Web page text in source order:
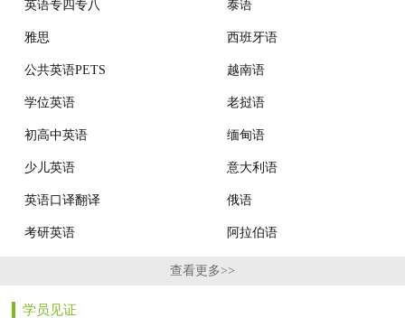
英语专四专八 泰语
雅思 西班牙语
公共英语PETS 越南语
学位英语 老挝语
初高中英语 缅甸语
少儿英语 意大利语
英语口译翻译 俄语
考研英语 阿拉伯语
查看更多>>
学员见证